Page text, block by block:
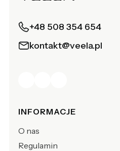
+48 508 354 654
kontakt@veela.pl
Linki w stopce
INFORMACJE
O nas
Regulamin